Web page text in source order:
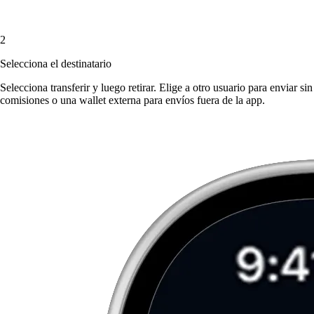
2
Selecciona el destinatario
Selecciona transferir y luego retirar. Elige a otro usuario para enviar sin
comisiones o una wallet externa para envíos fuera de la app.